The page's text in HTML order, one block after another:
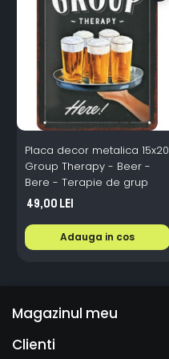
Placa decor metalica 15x20
Group Therapy - Beer -
Bere - Terapie de grup
49,00 Lei
Adauga in cos
Magazinul meu
Clienti